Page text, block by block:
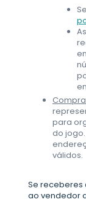
para
do
válidos.
Se receberes
ao vendedor